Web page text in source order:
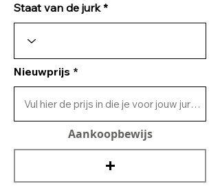
Staat van de jurk
Nieuwprijs
Aankoopbewijs